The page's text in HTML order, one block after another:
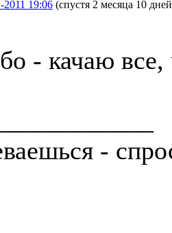
19:06 (спустя 2 месяца 10
- качаю все,
-